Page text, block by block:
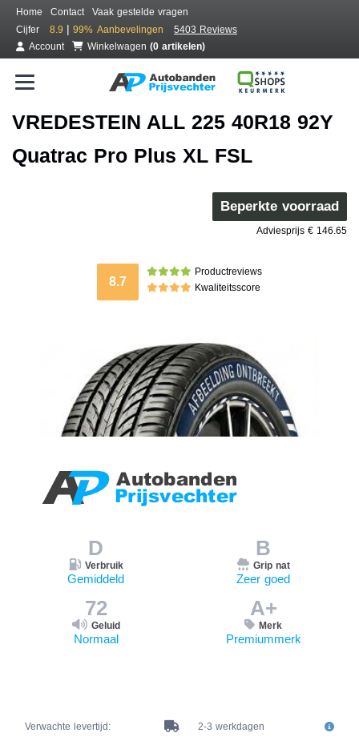
Home Contact
Vaak gestelde vragen
Cijfer
8.9 | 99% Aanbevelingen
5403 Reviews
Account
Winkelwagen (0 artikelen)
VREDESTEIN ALL 225 40R18 92Y
Quatrac Pro Plus XL FSL
Beperkte voorraad
Adviesprijs € 146.65
8.7
Productreviews
Kwaliteitsscore
D
Verbruik
Gemiddeld
B
Grip nat
Zeer goed
72
Geluid
Normaal
A+
Merk
Premiummerk
Verwachte levertijd:
2-3 werkdagen